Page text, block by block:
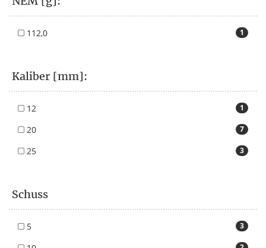
1
112,0
Kaliber [mm]:
1
12
7
20
3
25
Schuss
3
5